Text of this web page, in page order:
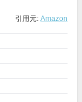
引用元: Amazon